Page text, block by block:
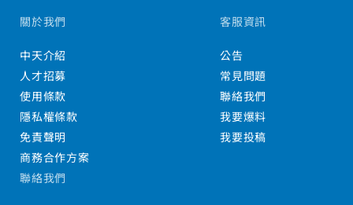
關於我們
中天介紹
人才招募
使用條款
隱私權條款
免責聲明
商務合作方案
客服資訊
公告
常見問題
聯絡我們
我要爆料
我要投稿
聯絡我們